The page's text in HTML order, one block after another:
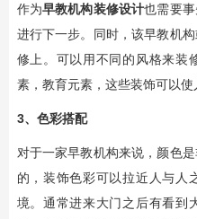
作为早教机构装修设计也需要
进行下一步。同时，该早教机
修上。可以用不同的风格来装
素，教育元素，这些装饰可以使
3、色彩搭配
对于一家早教机构来说，颜色
的，装饰色彩可以拉近人与人
境。通常进来大门之后有看到